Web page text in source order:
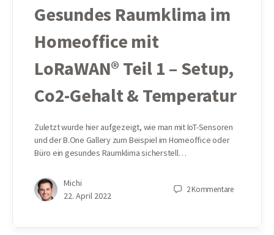
Gesundes Raumklima im
Homeoffice mit
LoRaWAN® Teil 1 – Setup,
Co2-Gehalt & Temperatur
Zuletzt wurde hier aufgezeigt, wie man mit IoT-Sensoren
und der B.One Gallery zum Beispiel im Homeoffice oder
Büro ein gesundes Raumklima sicherstell…
Michi
22. April 2022
2Kommentare